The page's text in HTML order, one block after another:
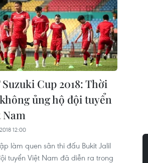
Suzuki Cup 2018: Thời
ủng hộ đội tuyển
12:00
làm quen sân thi đấu Bukit Jalil
tuyển Việt Nam đã diễn ra trong